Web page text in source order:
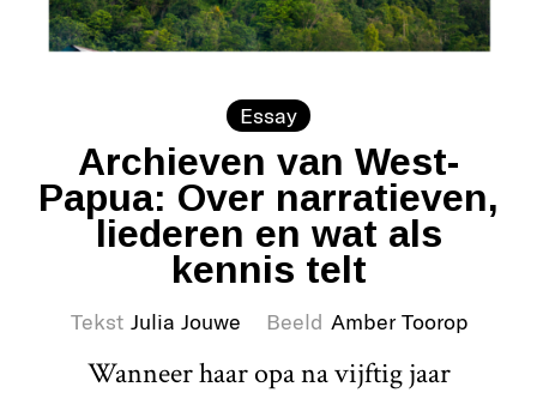
Essay
Archieven van West-
Papua: Over narratieven,
liederen en wat als
kennis telt
Tekst Julia Jouwe Beeld Amber Toorop
Wanneer haar opa na vijftig jaar